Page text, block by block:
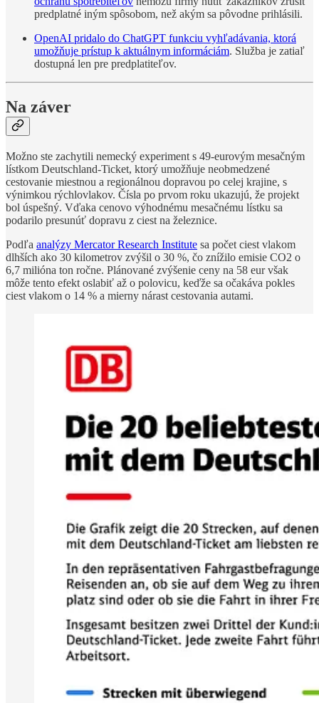
predplatné iným spôsobom, než akým sa pôvodne prihlásili.
OpenAI pridalo do ChatGPT funkciu vyhľadávania, ktorá
umožňuje prístup k aktuálnym informáciám. Služba je zatiaľ
dostupná len pre predplatiteľov.
Na záver
Možno ste zachytili nemecký experiment s 49-eurovým mesačným
lístkom Deutschland-Ticket, ktorý umožňuje neobmedzené
cestovanie miestnou a regionálnou dopravou po celej krajine, s
výnimkou rýchlovlakov. Čísla po prvom roku ukazujú, že projekt
bol úspešný. Vďaka cenovo výhodnému mesačnému lístku sa
podarilo presunúť dopravu z ciest na železnice.
Podľa analýzy Mercator Research Institute sa počet ciest vlakom
dlhších ako 30 kilometrov zvýšil o 30 %, čo znížilo emisie CO2 o
6,7 milióna ton ročne. Plánované zvýšenie ceny na 58 eur však
môže tento efekt oslabiť až o polovicu, keďže sa očakáva pokles
ciest vlakom o 14 % a mierny nárast cestovania autami.